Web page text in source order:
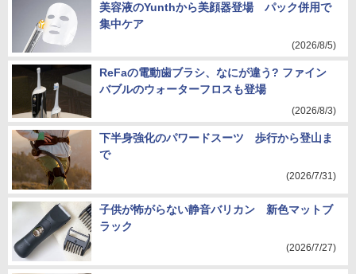
美容液のYunthから美顔器登場 パック併用で
集中ケア
(2026/8/5)
ReFaの電動歯ブラシ、なにが違う? ファイン
バブルのウォーターフロスも登場
(2026/8/3)
下半身強化のパワードスーツ 歩行から登山ま
で
(2026/7/31)
子供が怖がらない静音バリカン 新色マットブ
ラック
(2026/7/27)